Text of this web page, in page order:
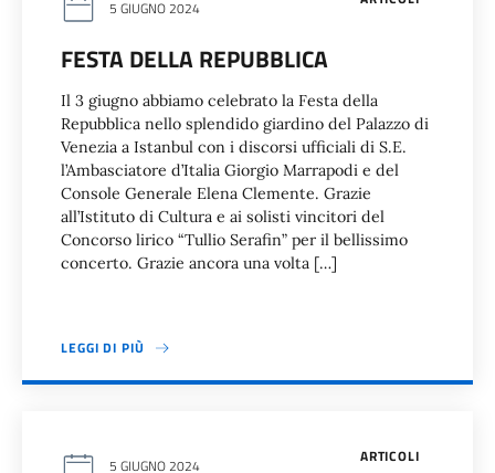
5 GIUGNO 2024
FESTA DELLA REPUBBLICA
Il 3 giugno abbiamo celebrato la Festa della
Repubblica nello splendido giardino del Palazzo di
Venezia a Istanbul con i discorsi ufficiali di S.E.
l’Ambasciatore d’Italia Giorgio Marrapodi e del
Console Generale Elena Clemente. Grazie
all’Istituto di Cultura e ai solisti vincitori del
Concorso lirico “Tullio Serafin” per il bellissimo
concerto. Grazie ancora una volta […]
LEGGI DI PIÙ
ARTICOLI
5 GIUGNO 2024